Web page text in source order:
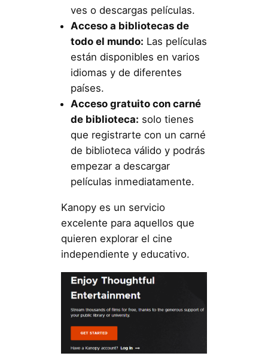
ves o descargas películas.
Acceso a bibliotecas de
todo el mundo: Las películas
están disponibles en varios
idiomas y de diferentes
países.
Acceso gratuito con carné
de biblioteca: solo tienes
que registrarte con un carné
de biblioteca válido y podrás
empezar a descargar
películas inmediatamente.
Kanopy es un servicio
excelente para aquellos que
quieren explorar el cine
independiente y educativo.